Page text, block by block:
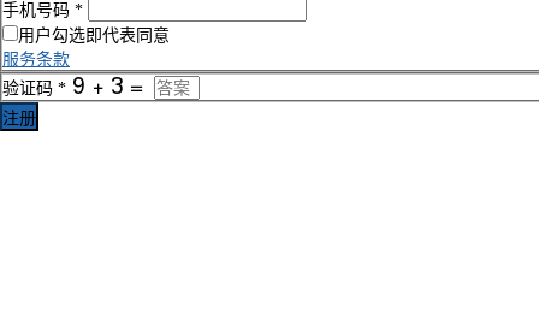
手机号码 *
用户勾选即代表同意
服务条款
验证码 *
注册